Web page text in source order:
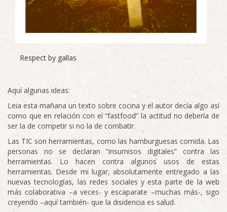
Respect by gallas
Aquí algunas ideas:
Leia esta mañana un texto sobre cocina y el autor decía algo así
como que en relación con el “fastfood” la actitud no debería de
ser la de competir si no la de combatir.
Las TIC son herramientas, como las hamburguesas comida. Las
personas no se declaran “insumisos digitales” contra las
herramientas. Lo hacen contra algunos usos de estas
herramientas. Desde mi lugar, absolutamente entregado a las
nuevas tecnologías, las redes sociales y esta parte de la web
más colaborativa –a veces- y escaparate –muchas más-, sigo
creyendo –aquí también- que la disidencia es salud.